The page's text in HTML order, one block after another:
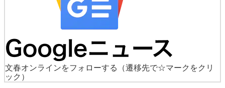
文春オンラインをフォローする
（遷移先で☆マークをクリ
ック）